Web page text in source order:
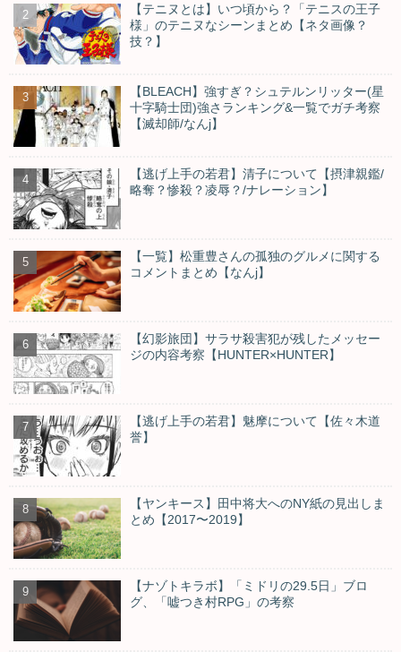
【テニヌとは】いつ頃から？「テニスの王子
様」のテニヌなシーンまとめ【ネタ画像？
技？】
【BLEACH】強すぎ？シュテルンリッター(星
十字騎士団)強さランキング&一覧でガチ考察
【滅却師/なんj】
【逃げ上手の若君】清子について【摂津親鑑/
略奪？惨殺？凌辱？/ナレーション】
【一覧】松重豊さんの孤独のグルメに関する
コメントまとめ【なんj】
【幻影旅団】サラサ殺害犯が残したメッセー
ジの内容考察【HUNTER×HUNTER】
【逃げ上手の若君】魅摩について【佐々木道
誉】
【ヤンキース】田中将大へのNY紙の見出しま
とめ【2017〜2019】
【ナゾトキラボ】「ミドリの29.5日」ブロ
グ、「嘘つき村RPG」の考察